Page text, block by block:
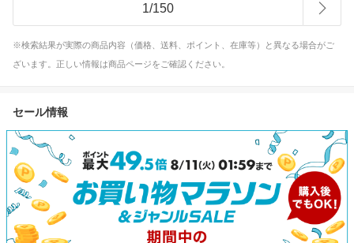
1/150
※検索結果が実際の商品内容（価格、送料、ポイント、在庫等）と異なる場合がご
ざいます。正しい情報は商品ページをご確認ください。
セール情報